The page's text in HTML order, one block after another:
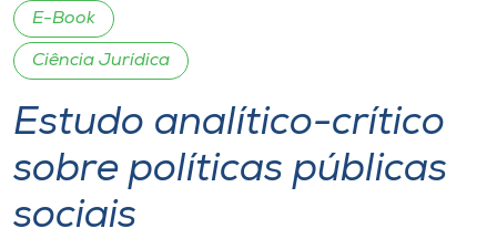
Cultura
CPA
Biblioteca
E-Book
Ciência Jurídica
Estudo analítico-crítico
sobre políticas públicas
sociais